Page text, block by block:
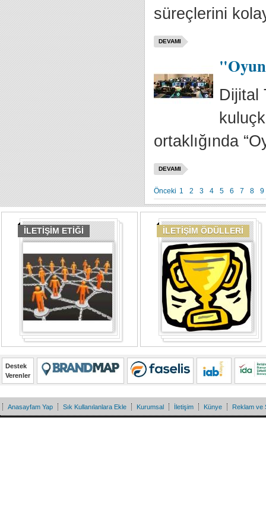
süreçlerini
DEVAMI
Dijital
ortaklığında
DEVAMI
Önceki 1 2 3 4 5 6 7 8 9
İLETİŞİM ETİĞİ İLETİŞİM ÖDÜLLERİ
Destek
Verenler
Anasayfam Yap Sık Kullanılanlara Ekle Kurumsal İletişim Künye Reklam ve